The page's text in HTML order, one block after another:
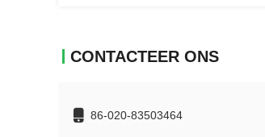
CONTACTEER ONS
86-020-83503464